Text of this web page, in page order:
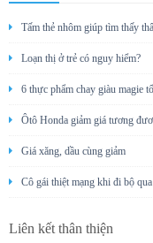
Tấm thẻ nhôm giúp tìm thấy
Loạn thị ở trẻ có nguy hiểm?
6 thực phẩm chay giàu magie
Ôtô Honda giảm giá tương
Giá xăng, dầu cùng giảm
Cô gái thiệt mạng khi đi bộ
Liên kết thân thiện